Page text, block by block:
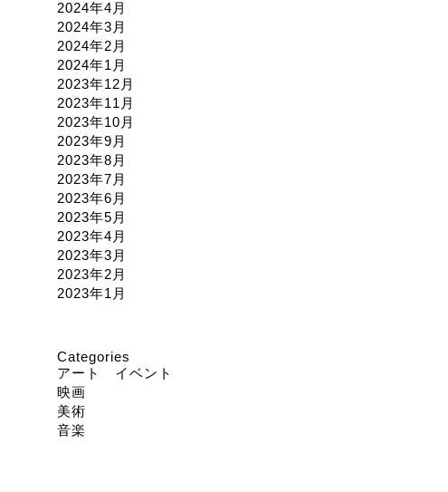
2024年4月
2024年3月
2024年2月
2024年1月
2023年12月
2023年11月
2023年10月
2023年9月
2023年8月
2023年7月
2023年6月
2023年5月
2023年4月
2023年3月
2023年2月
2023年1月
Categories
アート イベント
映画
美術
音楽